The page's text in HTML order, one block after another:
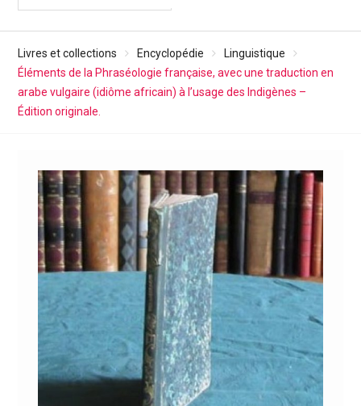
Livres et collections Encyclopédie
Linguistique
Éléments de la Phraséologie française, avec une traduction en
arabe vulgaire (idiôme africain) à l’usage des Indigènes –
Édition originale.